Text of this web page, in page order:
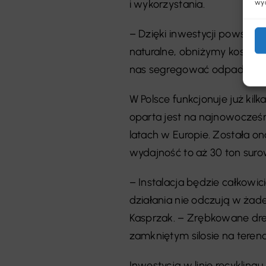
i wykorzystania.
– Dzięki inwestycji
naturalne, obniżymy koszt
nas segregować odpady
W Polsce funkcjonuje już
oparta jest na
latach w Europie. Została
wydajność to aż 30 ton
– Instalacja będzie
działania nie odczują w
Kasprzak. – Zrębkowane
zamkniętym silosie na